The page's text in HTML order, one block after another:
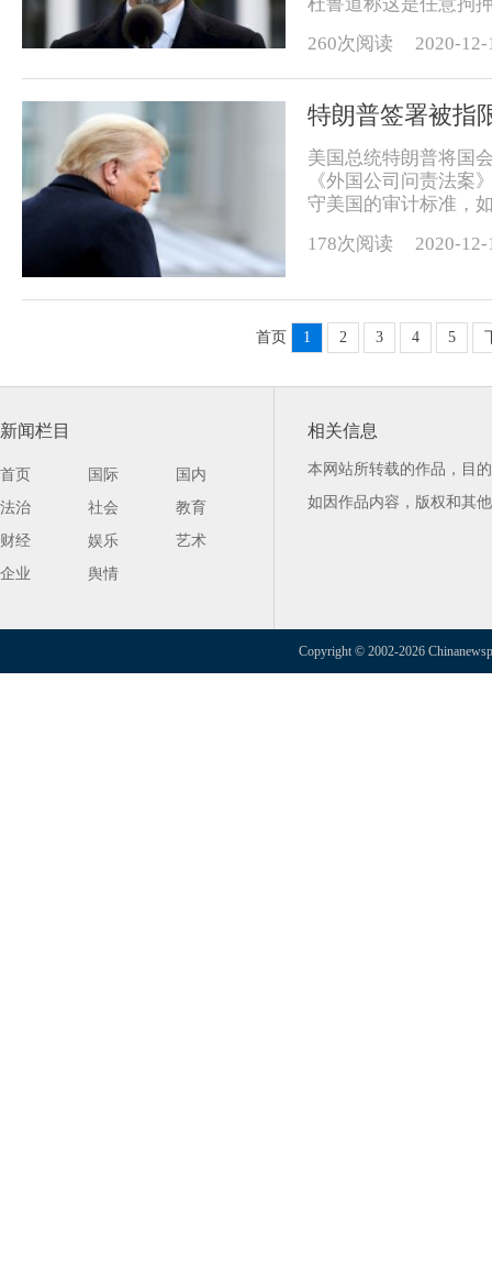
260次阅读
2020-
特朗普签署被指
美国总统特朗普将国
《外国公司问责法案
守美国的审计标准，
178次阅读
2020-
首页 1 2 3 4 5
新闻栏目
首页 国际
国内
法治
社会
教育
财经
娱乐
艺术
企业
舆情
相关信息
本网站所转载的作品，目
如因作品内容，版权和其
Copyright © 2002-2026